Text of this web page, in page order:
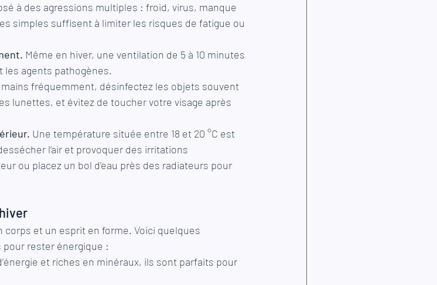
à des agressions multiples : froid, virus, manque
simples suffisent à limiter les risques de fatigue ou
Même en hiver, une ventilation de 5 à 10 minutes
les agents pathogènes.
mains fréquemment, désinfectez les objets souvent
lunettes, et évitez de toucher votre visage après
Une température située entre 18 et 20 °C est
l’air et provoquer des irritations
ou placez un bol d’eau près des radiateurs pour
et un esprit en forme. Voici quelques
rester énergique :
et riches en minéraux, ils sont parfaits pour